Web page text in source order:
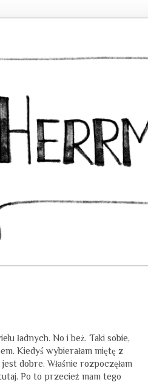
ładnych. No i beż. Taki sobie,
Kiedyś wybierałam miętę z
dobre. Właśnie rozpoczęłam
Po to przecież mam tego